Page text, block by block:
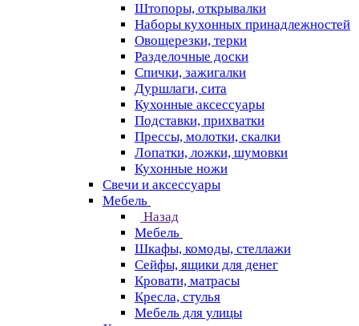
Штопоры, открывалки
Наборы кухонных принадлежностей
Овощерезки, терки
Разделочные доски
Спички, зажигалки
Дуршлаги, сита
Кухонные аксессуары
Подставки, прихватки
Прессы, молотки, скалки
Лопатки, ложки, шумовки
Кухонные ножи
Свечи и аксессуары
Мебель
Назад
Мебель
Шкафы, комоды, стеллажи
Сейфы, ящики для денег
Кровати, матрасы
Кресла, стулья
Мебель для улицы